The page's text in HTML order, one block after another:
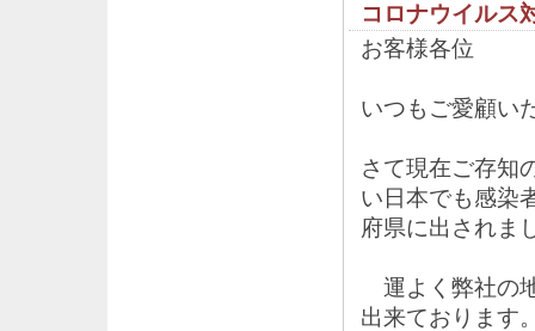
コロナウイルス
お客様各位
いつもご愛顧い
さて現在ご存知
い日本でも感染
府県に出されま
運よく弊社の
出来ております